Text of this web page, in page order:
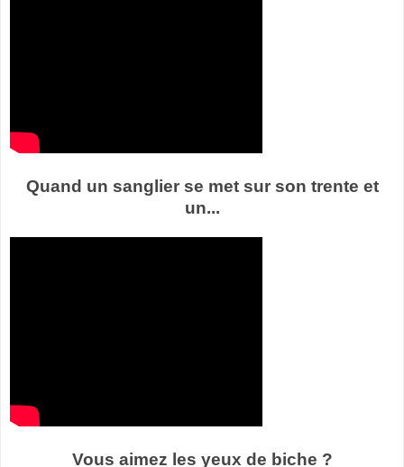
Quand un sanglier se met sur son trente et
un...
Vous aimez les yeux de biche ?